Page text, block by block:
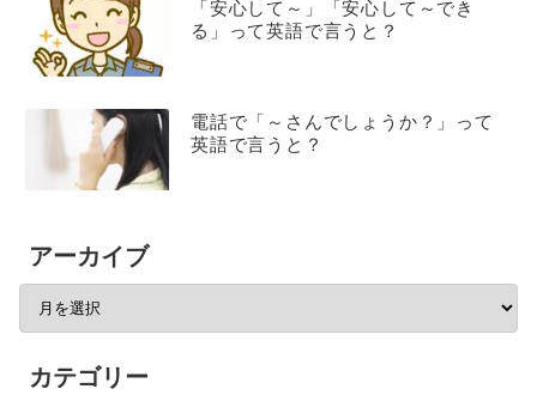
「安心して～」「安心して～でき
る」って英語で言うと？
電話で「～さんでしょうか？」って
英語で言うと？
アーカイブ
カテゴリー